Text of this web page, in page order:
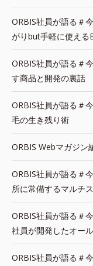
ORBIS社員が語る＃
がりbut手軽に使える
ORBIS社員が語る＃
す商品と開発の裏話
ORBIS社員が語る＃
毛の生き残り術
ORBIS Webマガジン
ORBIS社員が語る＃
所に常備するマルチ
ORBIS社員が語る＃
社員が開発したオー
ORBIS社員が語る＃